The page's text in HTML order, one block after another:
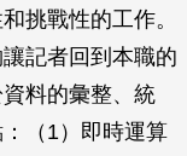
挑戰性的工作。
記者回到本職的
料的彙整、統
（1）即時運算